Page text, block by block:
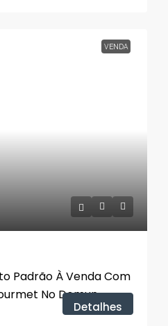
VENDA
Padrão À Venda Com
No Domun
Detalhes